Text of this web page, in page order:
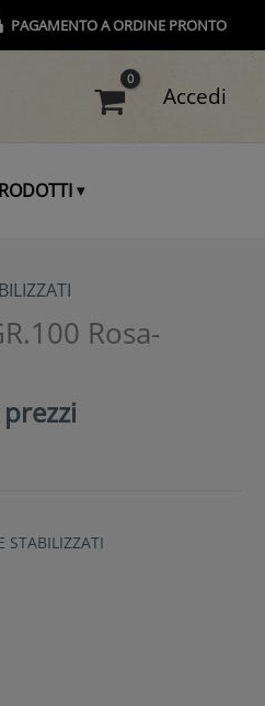
PAGAMENTO A ORDINE PRONTO
Accedi
Rosa-
STABILIZZATI